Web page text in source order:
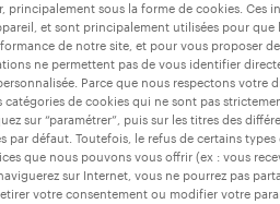
contrat niveau
principalement sous la forme de cookies. Ces
et sont principalement utilisées pour
de notre site, et pour vous proposer
ne permettent pas de vous identifier
Parce que nous respectons votre
de cookies qui ne sont pas
sur “paramétrer”, puis sur les titres des
par défaut. Toutefois, le refus de certains
que nous pouvons vous offrir (ex : vous
sur Internet, vous ne pourrez pas
votre consentement ou modifier votre